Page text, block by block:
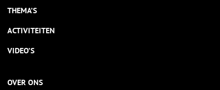
THEMA’S
ACTIVITEITEN
VIDEO’S
OVER ONS